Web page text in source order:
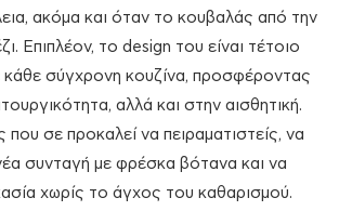
ακόμα και όταν το κουβαλάς από την
Επιπλέον, το design του είναι τέτοιο
κάθε σύγχρονη κουζίνα, προσφέροντας
αλλά και στην αισθητική.
που σε προκαλεί να πειραματιστείς, να
συνταγή με φρέσκα βότανα και να
χωρίς το άγχος του καθαρισμού.